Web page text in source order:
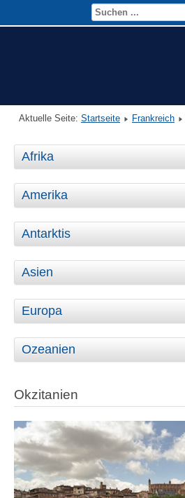
Aktuelle Seite: Startseite Frankreich
Afrika
Amerika
Antarktis
Asien
Europa
Ozeanien
Okzitanien